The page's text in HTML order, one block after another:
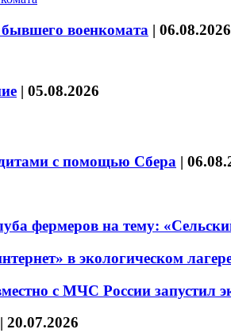
военкомата | 06.08.2026
| 05.08.2026
с помощью Сбера |
фермеров на тему:
в экологическом
с МЧС России запустил
| 20.07.2026